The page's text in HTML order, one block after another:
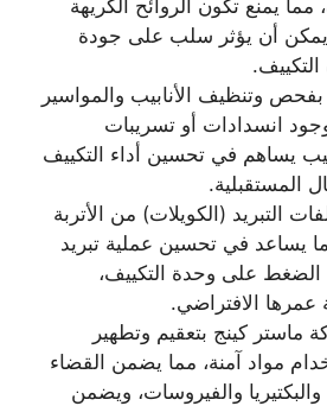
مما يمنع تكون الروائح الكريهة
يمكن أن يؤثر سلب على جودة
التكييف.
بفحص وتنظيف الأنابيب والمواسير
انسدادات أو تسريبات
يساهم في تحسين أداء التكييف
المستقبلية.
التبريد (الكويلات) من الأتربة
يساعد في تحسين عملية تبريد
الضغط على وحدة التكييف،
عمرها الافتراضي.
ماستر كينج بتعقيم وتطهير
مواد آمنة، مما يضمن القضاء
والفيروسات، ويضمن